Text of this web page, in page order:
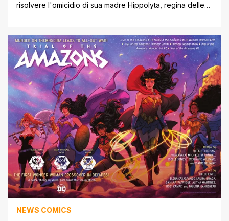
risolvere l'omicidio di sua madre Hippolyta, regina delle
dell'artista Skylar Patridge, la DC potrebbe aver appena
rivelato il colpevole nelle sue anteprime di luglio 2022,
anche se [']
NEWS COMICS